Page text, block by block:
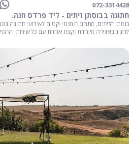
072-3314428
חתונה בבוסתן זיתים - ליד פרדס חנה.
בוסתן הזיתים, מתחם רומנטי וקסום לאירועי חתונה
לחגוג באווירה מיוחדת וקצת אחרת עם כל שירותי